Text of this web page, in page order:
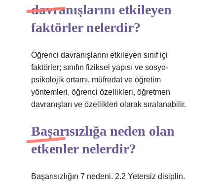
davranışlarını etkileyen
faktörler nelerdir?
Öğrenci davranışlarını etkileyen sınıf içi
faktörler; sınıfın fiziksel yapısı ve sosyo-
psikolojik ortamı, müfredat ve öğretim
yöntemleri, öğrenci özellikleri, öğretmen
davranışları ve özellikleri olarak sıralanabilir.
Başarısızlığa neden olan
etkenler nelerdir?
Başarısızlığın 7 nedeni. 2.2 Yetersiz disiplin.